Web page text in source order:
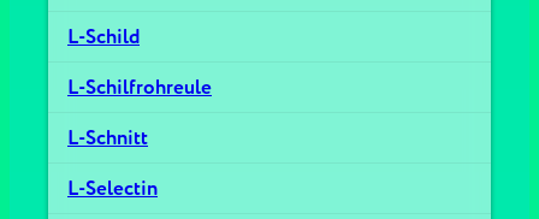
L-Schild
L-Schilfrohreule
L-Schnitt
L-Selectin